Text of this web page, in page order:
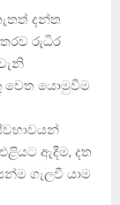
දන්ත
රුධිර
වෙත යොමුවීම
ඇදීම, දත
ගැලවී යාම